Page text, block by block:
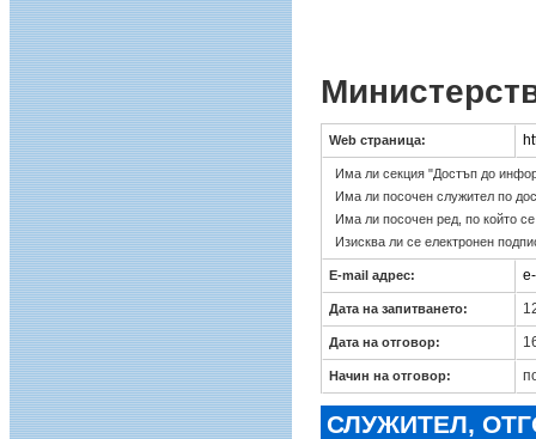
Web страница:
Има ли секция "Достъп до
Има ли посочен служител по
Има ли посочен ред, по който
Изисква ли се електронен
E-mail адрес:
Дата на запитването:
Дата на отговор:
Начин на отговор:
СЛУЖИТЕЛ,